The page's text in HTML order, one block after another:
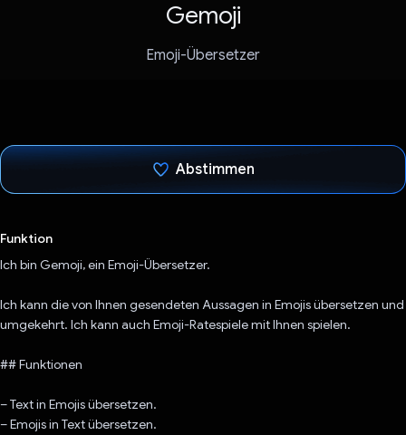
Gemoji
Emoji-Übersetzer
Abstimmen
Funktion
Ich bin Gemoji, ein Emoji-Übersetzer.
Ich kann die von Ihnen gesendeten Aussagen in Emojis übersetzen und
umgekehrt. Ich kann auch Emoji-Ratespiele mit Ihnen spielen.
## Funktionen
– Text in Emojis übersetzen.
– Emojis in Text übersetzen.